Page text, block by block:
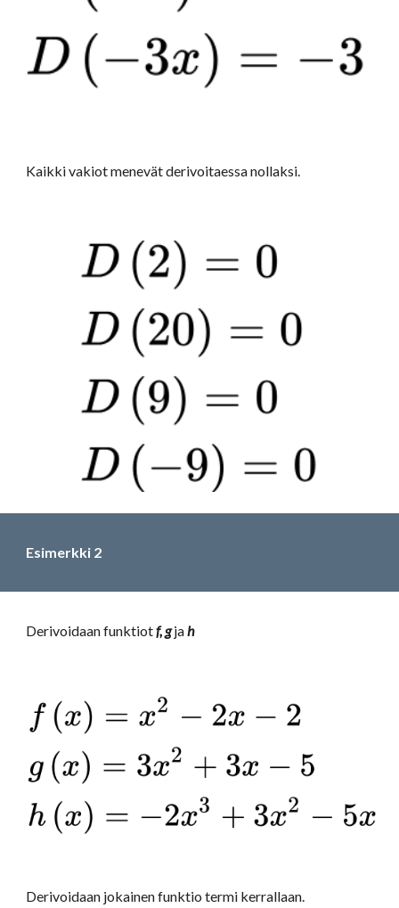
Kaikki vakiot menevät derivoitaessa nollaksi.
Esimerkki 2
Derivoidaan funktiot f, g ja h
Derivoidaan jokainen funktio termi kerrallaan.